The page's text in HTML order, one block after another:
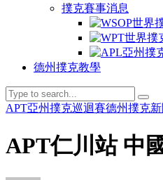
撲克賽事消息
德州撲克教學
APT亞州撲克巡迴賽德州撲克新
APT仁川站 中